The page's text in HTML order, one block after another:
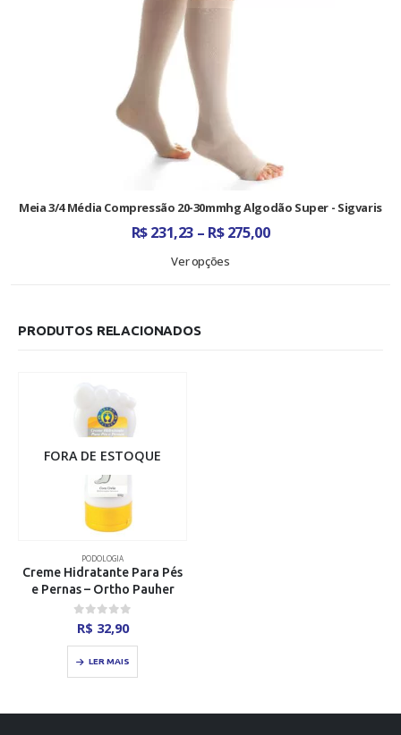
Meia 3/4 Média Compressão 20-30mmhg Algodão Super - Sigvaris
R$231,23 – R$275,00Faixa
Ver opções
PRODUTOS RELACIONADOS
FORA DE ESTOQUE
PODOLOGIA
Creme Hidratante Para Pés
e Pernas – Ortho Pauher
0out of 5
R$ 32,90
LER MAIS